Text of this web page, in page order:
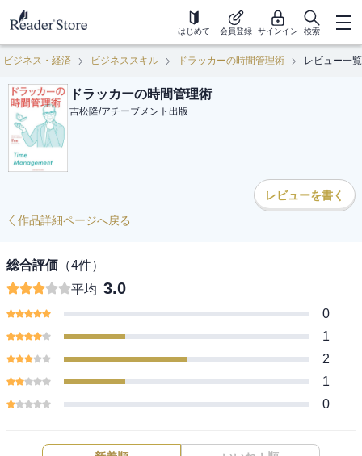
はじめて 会員登録 サインイン 検索
ビジネス・経済 ビジネススキル ドラッカーの時間管理術 レビュー一覧
ドラッカーの時間管理術
吉松隆/アチーブメント出版
レビューを書く
作品詳細ページへ戻る
総合評価 （4件）
平均 3.0
0
1
2
1
0